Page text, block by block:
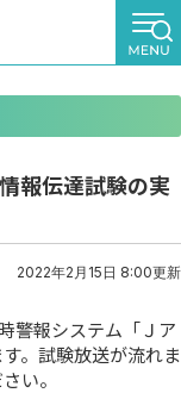
報伝達試験の実
2022年2月15日 8:00更新
警報システム「Ｊア
。試験放送が流れま
い。